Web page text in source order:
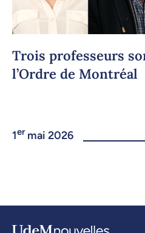
Trois professeurs
l’Ordre de Montréal
1ermai 2026